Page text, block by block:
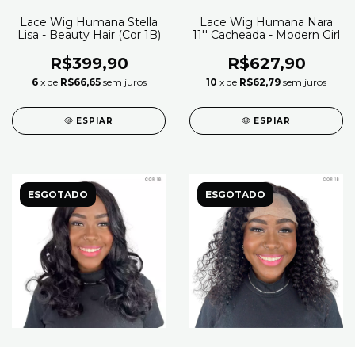
Lace Wig Humana Stella
Lisa - Beauty Hair (Cor 1B)
R$399,90
6 x de R$66,65 sem juros
ESPIAR
Lace Wig Humana Nara
11'' Cacheada - Modern Girl
R$627,90
10 x de R$62,79 sem juros
ESPIAR
ESGOTADO ESGOTADO